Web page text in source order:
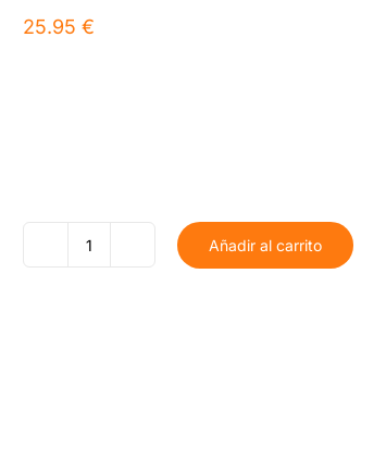
25.95 €
Añadir al carrito